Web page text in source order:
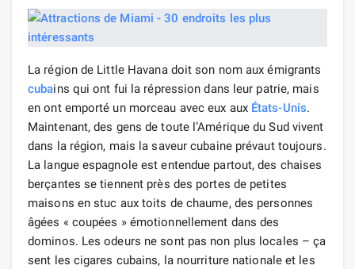
La région de Little Havana doit son nom aux émigrants
cubains qui ont fui la répression dans leur patrie, mais
en ont emporté un morceau avec eux aux États-Unis.
Maintenant, des gens de toute l’Amérique du Sud vivent
dans la région, mais la saveur cubaine prévaut toujours.
La langue espagnole est entendue partout, des chaises
berçantes se tiennent près des portes de petites
maisons en stuc aux toits de chaume, des personnes
âgées « coupées » émotionnellement dans des
dominos. Les odeurs ne sont pas non plus locales – ça
sent les cigares cubains, la nourriture nationale et les